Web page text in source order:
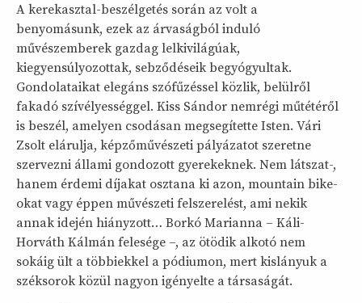
A kerekasztal-beszélgetés során az volt a
benyomásunk, ezek az árvaságból induló
művészemberek gazdag lelkivilágúak,
kiegyensúlyozottak, sebződéseik begyógyultak.
Gondolataikat elegáns szófűzéssel közlik, belülről
fakadó szívélyességgel. Kiss Sándor nemrégi műtétéről
is beszél, amelyen csodásan megsegítette Isten. Vári
Zsolt elárulja, képzőművészeti pályázatot szeretne
szervezni állami gondozott gyerekeknek. Nem látszat-,
hanem érdemi díjakat osztana ki azon, mountain bike-
okat vagy éppen művészeti felszerelést, ami nekik
annak idején hiányzott… Borkó Marianna – Káli-
Horváth Kálmán felesége –, az ötödik alkotó nem
sokáig ült a többiekkel a pódiumon, mert kislányuk a
széksorok közül nagyon igényelte a társaságát.